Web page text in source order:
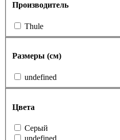
Производитель
Thule
Размеры (см)
undefined
Цвета
Cерый
undefined